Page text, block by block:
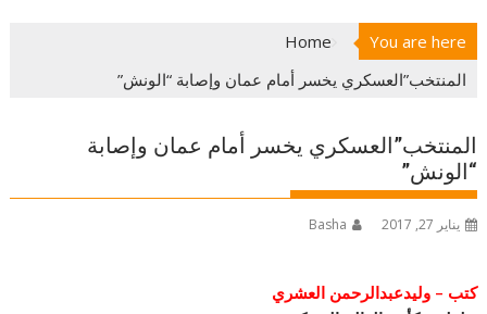
You are here
Home
المنتخب”العسكري يخسر أمام عمان وإصابة “الونش”
المنتخب”العسكري يخسر أمام عمان وإصابة
“الونش”
يناير 27, 2017 Basha
كتب – وليدعبدالرحمن العشري